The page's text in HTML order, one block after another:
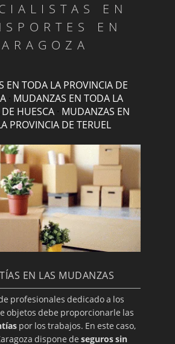
EN
EN
EN TODA LA PROVINCIA DE
· MUDANZAS EN TODA LA
HUESCA· MUDANZAS EN
PROVINCIA DE TERUEL
EN LAS MUDANZAS
profesionales dedicado a los
objetos debe proporcionarle las
por los trabajos. En este caso,
dispone deseguros sin